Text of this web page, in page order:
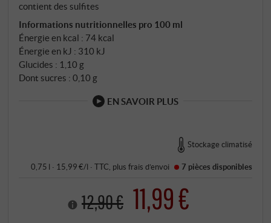
contient des sulfites
Informations nutritionnelles pro 100 ml
Énergie en kcal : 74 kcal
Énergie en kJ : 310 kJ
Glucides : 1,10 g
Dont sucres : 0,10 g
EN SAVOIR PLUS
Stockage climatisé
0,75 l · 15,99 €/l ·TTC , plusfrais d’envoi 7 pièces disponibles
12,90 € 11,99 €